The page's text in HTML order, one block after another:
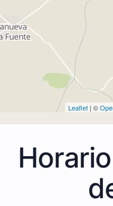
Leaflet | ©